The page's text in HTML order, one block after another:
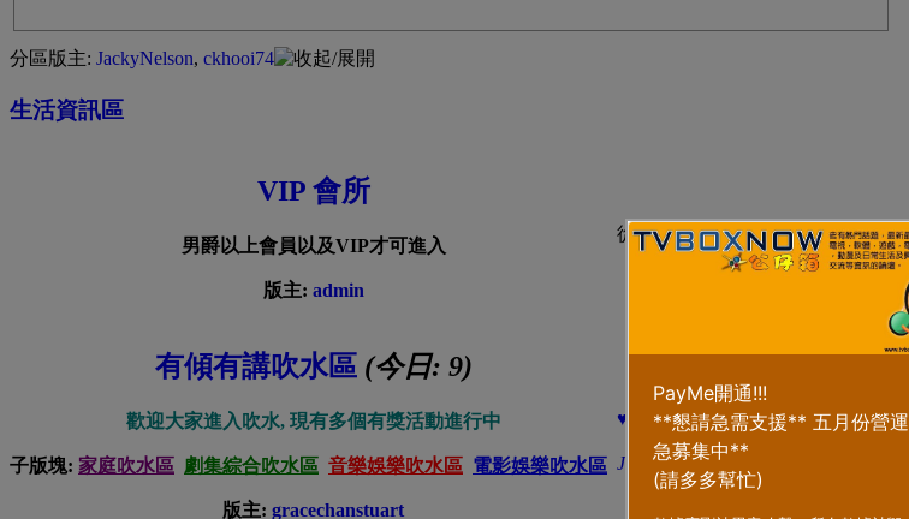
分區版主: JackyNelson, ckhooi74
生活資訊區
VIP 會所
男爵以上會員以及VIP才可進入
版主: admin
從未
有傾有講吹水區 (今日: 9)
歡迎大家進入吹水, 現有多個有獎活動進行中
子版塊: 家庭吹水區 劇集綜合吹水區 音樂娛樂吹水區 電影娛樂吹水區
版主: gracechanstuart
♥♥ 欢迎入黎同靓婆婆mickey&外 ...
JamesExada -